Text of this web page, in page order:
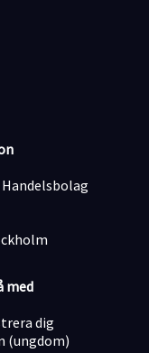
med
dig
(ungdom)